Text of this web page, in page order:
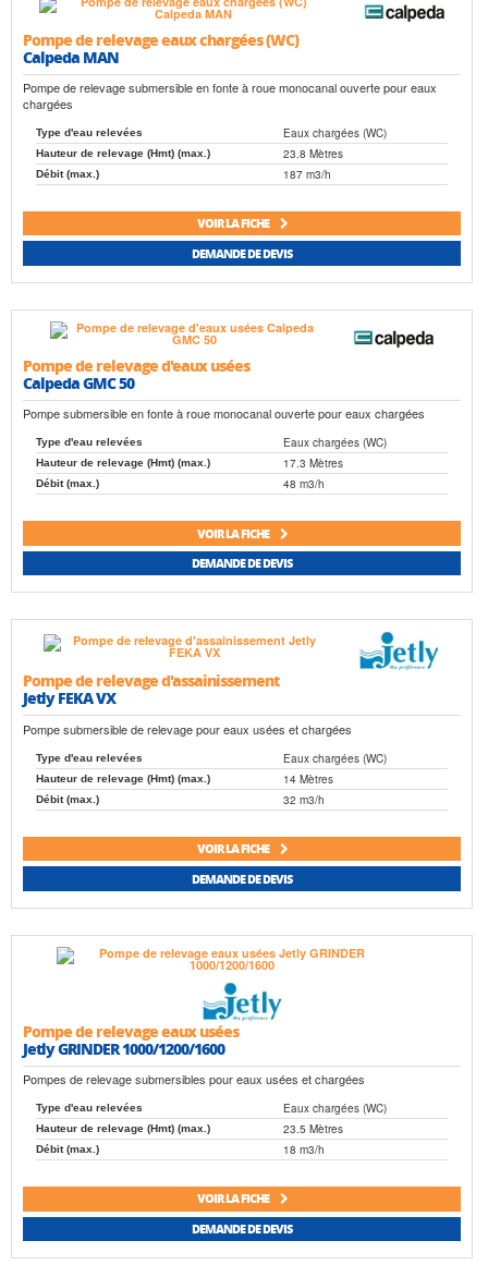
Pompe de relevage eaux chargées (WC)
Calpeda MAN
Pompe de relevage submersible en fonte à roue monocanal ouverte pour eaux
chargées
Type d'eau relevées Eaux chargées (WC)
Hauteur de relevage (Hmt) (max.) 23.8 Mètres
Débit (max.) 187 m3/h
VOIR LA FICHE
DEMANDE DE DEVIS
Pompe de relevage d'eaux usées
Calpeda GMC 50
Pompe submersible en fonte à roue monocanal ouverte pour eaux chargées
Type d'eau relevées Eaux chargées (WC)
Hauteur de relevage (Hmt) (max.) 17.3 Mètres
Débit (max.) 48 m3/h
VOIR LA FICHE
DEMANDE DE DEVIS
Pompe de relevage d'assainissement
Jetly FEKA VX
Pompe submersible de relevage pour eaux usées et chargées
Type d'eau relevées Eaux chargées (WC)
Hauteur de relevage (Hmt) (max.) 14 Mètres
Débit (max.) 32 m3/h
VOIR LA FICHE
DEMANDE DE DEVIS
Pompe de relevage eaux usées
Jetly GRINDER 1000/1200/1600
Pompes de relevage submersibles pour eaux usées et chargées
Type d'eau relevées Eaux chargées (WC)
Hauteur de relevage (Hmt) (max.) 23.5 Mètres
Débit (max.) 18 m3/h
VOIR LA FICHE
DEMANDE DE DEVIS